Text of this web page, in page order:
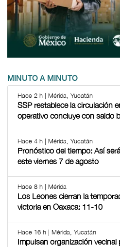
MINUTO A MINUTO
Hace 2 h | Mérida, Yucatán
SSP restablece la circulación
operativo concluye con saldo
Hace 4 h | Mérida, Yucatán
Pronóstico del tiempo: Así
este viernes 7 de agosto
Hace 8 h | Mérida
Los Leones cierran la
victoria en Oaxaca: 11-10
Hace 16 h | Mérida, Yucatán
Impulsan organización vecinal